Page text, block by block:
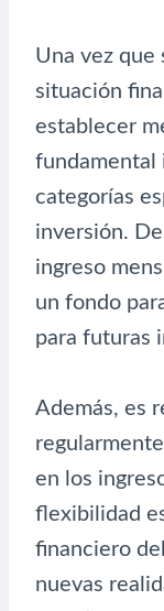
Una vez que
situación
establecer
fundamental
categorías
inversión.
ingreso
un fondo
para futuras
Además, es
en los
flexibilidad
financiero
nuevas